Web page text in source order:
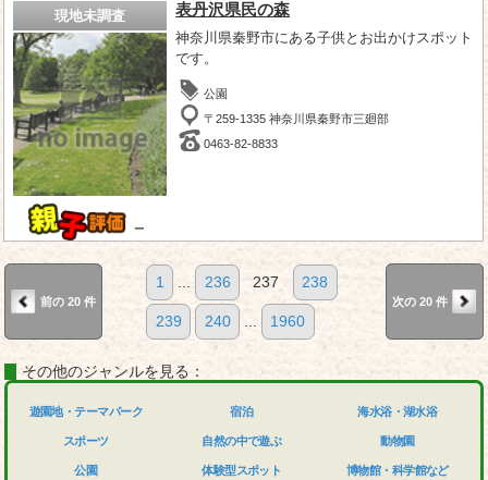
現地未調査
－
表丹沢県民の森
神奈川県秦野市にある子供とお出かけスポット
です。
公園
〒259-1335 神奈川県秦野市三廻部
0463-82-8833
前の 20 件
1 ... 236 237 238
239 240 ... 1960
次の 20 件
その他のジャンルを見る：
遊園地・テーマパーク
スポーツ
公園
宿泊
自然の中で遊ぶ
体験型スポット
海水浴・湖水浴
動物園
博物館・科学館など